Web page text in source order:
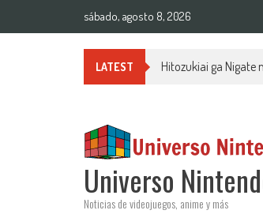
sábado, agosto 8, 2026
LATEST Hitozukiai ga Nigate
Universo
Noticias de videojuegos, anime y más